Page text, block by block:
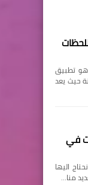
تطبيق
حيث يعد
في
اليها
منا…